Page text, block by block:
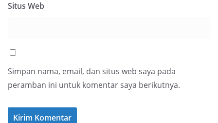
Situs Web
Simpan nama, email, dan situs web saya pada
peramban ini untuk komentar saya berikutnya.